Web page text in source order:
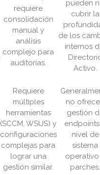
requiere
consolidación
manual y
análisis
complejo para
auditorías.
pueden
cubrir la
de los
internos
Activo.
Requiere
múltiples
herramientas
(SCCM, WSUS) y
configuraciones
complejas para
lograr una
gestión similar.
no
gestión
nivel de
sistema
parches.